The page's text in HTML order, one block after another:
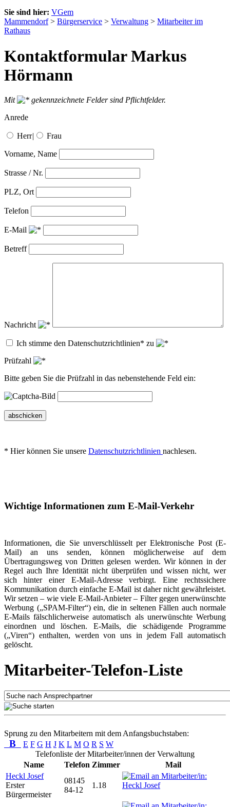
Sie sind hier: VGem
Mammendorf> Bürgerservice > Verwaltung > Mitarbeiter im
Rathaus
Kontaktformular Markus
Hörmann
Mit
gekennzeichnete Felder sind Pflichtfelder.
Anrede
Herr| Frau
Vorname, Name
Strasse / Nr.
PLZ, Ort
Telefon
E-Mail
Betreff
Nachricht
Ich stimme den Datenschutzrichtlinien* zu
Prüfzahl
Bitte geben Sie die Prüfzahl in das nebenstehende Feld ein:
abschicken
* Hier können Sie unsere Datenschutzrichtlinien nachlesen.
Wichtige Informationen zum E-Mail-Verkehr
Informationen, die Sie unverschlüsselt per Elektronische Post (E-
Mail) an uns senden, können möglicherweise auf dem
Übertragungsweg von Dritten gelesen werden. Wir können in der
Regel auch Ihre Identität nicht überprüfen und wissen nicht, wer
sich hinter einer E-Mail-Adresse verbirgt. Eine rechtssichere
Kommunikation durch einfache E-Mail ist daher nicht gewährleistet.
Wir setzen – wie viele E-Mail-Anbieter – Filter gegen unerwünschte
Werbung („SPAM-Filter“) ein, die in seltenen Fällen auch normale
E-Mails fälschlicherweise automatisch als unerwünschte Werbung
einordnen und löschen. E-Mails, die schädigende Programme
(„Viren“) enthalten, werden von uns in jedem Fall automatisch
gelöscht.
Mitarbeiter-Telefon-Liste
Sprung zu den Mitarbeitern mit dem Anfangsbuchstaben:
B E F G H J K L M O R S W
Telefonliste der Mitarbeiter/innen der Verwaltung
Name
Telefon Zimmer
Mail
Heckl Josef
Erster
Bürgermeister
08145
84-12
1.18